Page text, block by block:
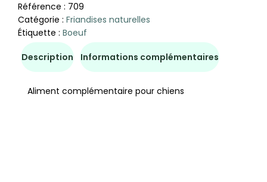
Référence : 709
Catégorie : Friandises naturelles
Étiquette : Boeuf
Description Informations complémentaires
Aliment complémentaire pour chiens